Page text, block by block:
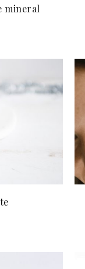
mineral